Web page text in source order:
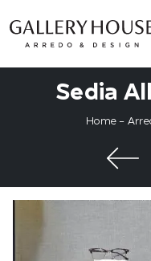
Sedia
Home -